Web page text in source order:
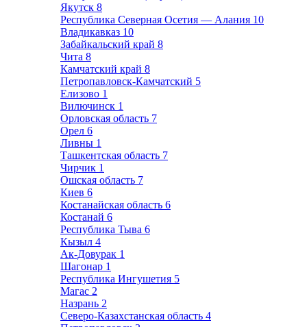
Якутск 8
Республика Северная Осетия — Алания 10
Владикавказ 10
Забайкальский край 8
Чита 8
Камчатский край 8
Петропавловск-Камчатский 5
Елизово 1
Вилючинск 1
Орловская область 7
Орел 6
Ливны 1
Ташкентская область 7
Чирчик 1
Ошская область 7
Киев 6
Костанайская область 6
Костанай 6
Республика Тыва 6
Кызыл 4
Ак-Довурак 1
Шагонар 1
Республика Ингушетия 5
Магас 2
Назрань 2
Северо-Казахстанская область 4